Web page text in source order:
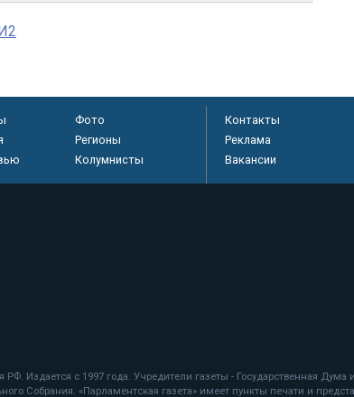
Фото
Регионы
Колумнисты
Контакты
Реклама
Вакансии
Издается с 1997 года. Учредители газеты - Государственная
Собрания. «Парламентская газета» имеет пункты печати и